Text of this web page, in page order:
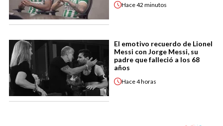
Hace42 minutos
El emotivo recuerdo de Lionel
Messi con Jorge Messi, su
padre que falleció a los 68
años
Hace4 horas